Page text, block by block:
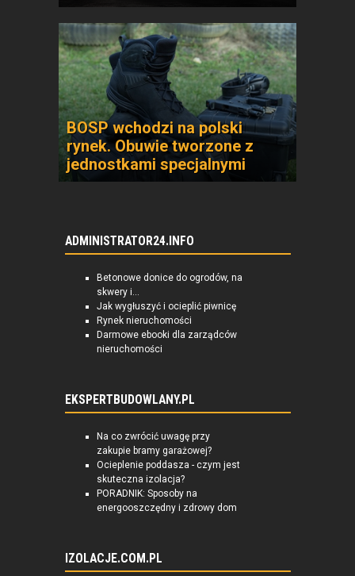
BOSP wchodzi na polski
rynek. Obuwie tworzone z
jednostkami specjalnymi
ADMINISTRATOR24.INFO
Betonowe donice do ogrodów, na
skwery i...
Jak wygłuszyć i ocieplić piwnicę
Rynek nieruchomości
Darmowe ebooki dla zarządców
nieruchomości
EKSPERTBUDOWLANY.PL
Na co zwrócić uwagę przy
zakupie bramy garażowej?
Ocieplenie poddasza - czym jest
skuteczna izolacja?
PORADNIK: Sposoby na
energooszczędny i zdrowy dom
IZOLACJE.COM.PL